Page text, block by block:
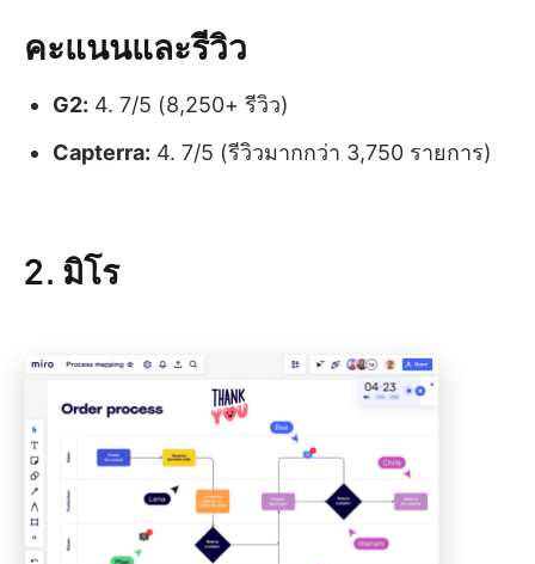
คะแนนและรีวิว
G2: 4. 7/5 (8,250+ รีวิว)
Capterra: 4. 7/5 (รีวิวมากกว่า 3,750 รายการ)
2. มิโร